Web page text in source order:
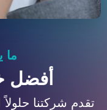
ما
أفضل
تقدم شركتنا